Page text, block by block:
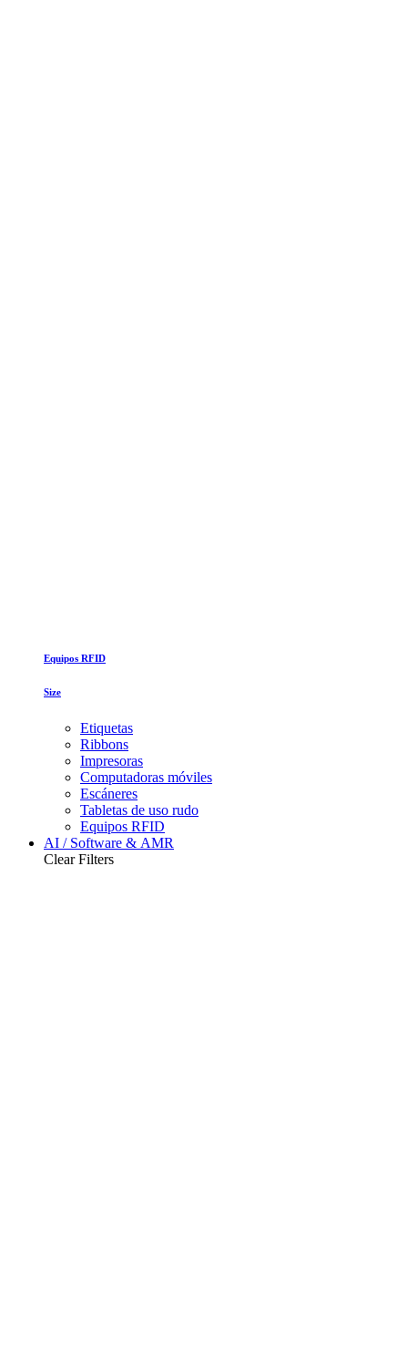
Equipos RFID
Size
Etiquetas
Ribbons
Impresoras
Computadoras móviles
Escáneres
Tabletas de uso rudo
Equipos RFID
AI / Software & AMR
Clear Filters